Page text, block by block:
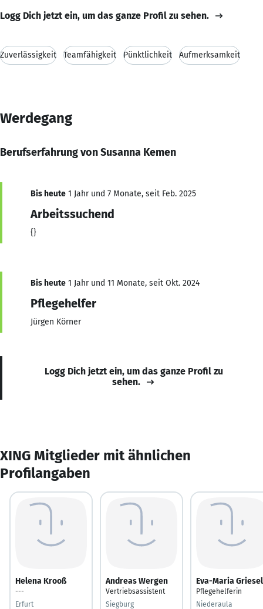
Logg Dich jetzt ein, um das ganze Profil zu sehen.
Zuverlässigkeit Teamfähigkeit Pünktlichkeit Aufmerksamkeit
Werdegang
Berufserfahrung von Susanna Kemen
Bis heute 1 Jahr und 7 Monate, seit Feb. 2025
Arbeitssuchend
{}
Bis heute 1 Jahr und 11 Monate, seit Okt. 2024
Pflegehelfer
Jürgen Körner
Logg Dich jetzt ein, um das ganze Profil zu
sehen.
XING Mitglieder mit ähnlichen
Profilangaben
Helena Krooß
---
Erfurt
Andreas Wergen
Vertriebsassistent
Siegburg
Eva-Maria Griesel
Pflegehelferin
Niederaula